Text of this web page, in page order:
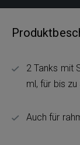
2 Tanks mit
ml, für bis zu
Auch für